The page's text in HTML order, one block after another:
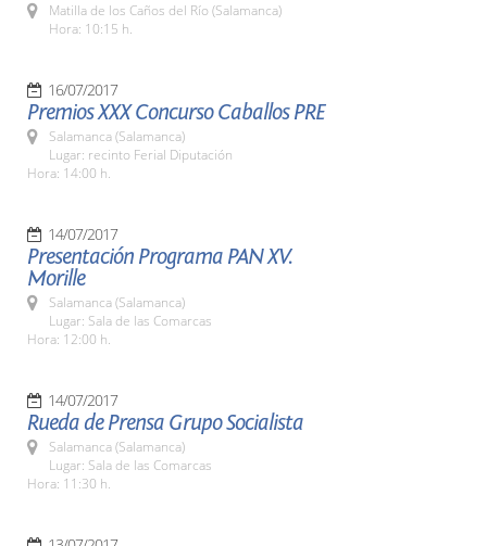
Matilla de los Caños del Río (Salamanca)
Hora: 10:15 h.
16/07/2017
Premios XXX Concurso Caballos PRE
Salamanca (Salamanca)
Lugar: recinto Ferial Diputación
Hora: 14:00 h.
14/07/2017
Presentación Programa PAN XV.
Morille
Salamanca (Salamanca)
Lugar: Sala de las Comarcas
Hora: 12:00 h.
14/07/2017
Rueda de Prensa Grupo Socialista
Salamanca (Salamanca)
Lugar: Sala de las Comarcas
Hora: 11:30 h.